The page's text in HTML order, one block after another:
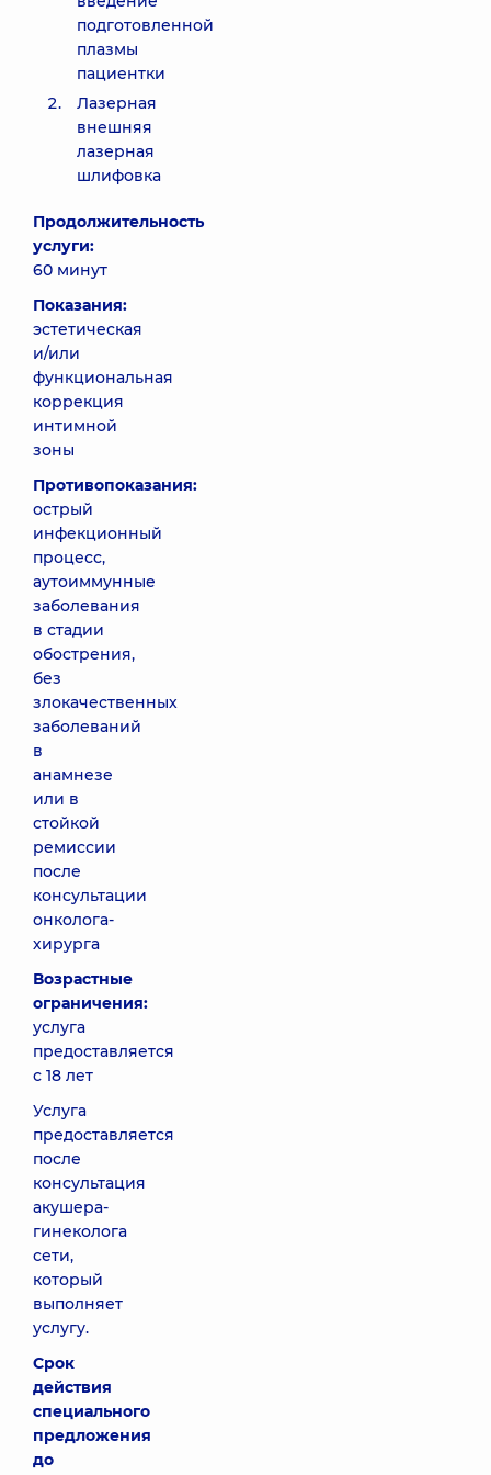
подготовленной
плазмы
пациентки
Лазерная
внешняя
лазерная
шлифовка
Продолжительность
услуги:
60 минут
Показания:
эстетическая
и/или
функциональная
коррекция
интимной
зоны
Противопоказания:
острый
инфекционный
процесс,
аутоиммунные
заболевания
в стадии
обострения,
без
злокачественных
заболеваний
в
анамнезе
или в
стойкой
ремиссии
после
консультации
онколога-
хирурга
Возрастные
ограничения:
услуга
предоставляется
с 18 лет
Услуга
предоставляется
после
консультация
акушера-
гинеколога
сети,
который
выполняет
услугу.
Срок
действия
специального
предложения
до